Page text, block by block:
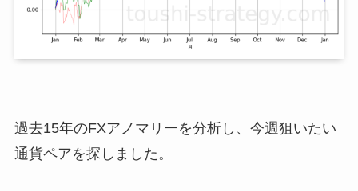
過去15年のFXアノマリーを分析し、今週狙いたい
通貨ペアを探しました。